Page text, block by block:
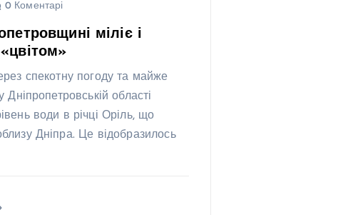
0 Коментарі
міліє і
спекотну погоду та майже
Дніпропетровській області
води в річці Оріль, що
Дніпра. Це відобразилось